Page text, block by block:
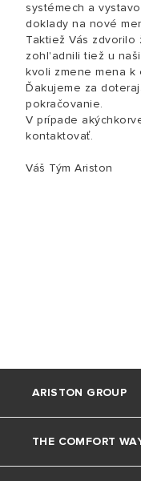
systémech a
doklady na nové
Taktiež Vás zdvorilo
zohl'adnili tiež u
kvoli zmene mena k
Ďakujeme za
pokračovanie.
V prípade
kontaktovať.
Váš Tým Ariston
ARISTON GROUP
Kto sme
THE COMFORT